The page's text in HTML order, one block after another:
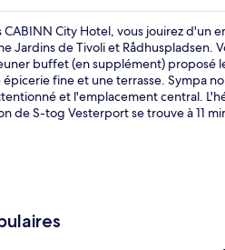
CABINN City Hotel, vous jouirez d'un
Jardins de Tivoli et Rådhuspladsen.
buffet (en supplément) proposé
fine et une terrasse. Sympa
et l'emplacement central.
de S-tog Vesterport se trouve à 11